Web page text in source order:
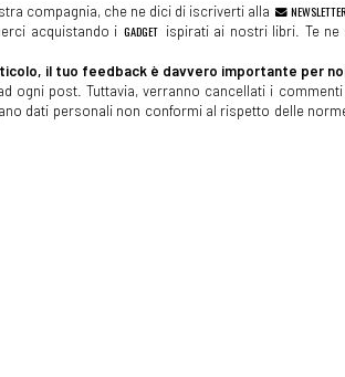
compagnia, che ne dici di iscriverti alla
acquistando i GADGET ispirati ai nostri libri. Te ne
il tuo feedback è davvero importante per
ogni post. Tuttavia, verranno cancellati i
dati personali non conformi al rispetto delle